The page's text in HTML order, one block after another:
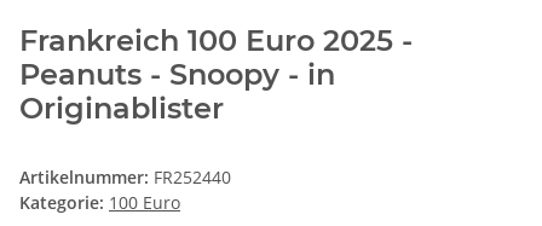
Frankreich 100 Euro 2025 -
Peanuts - Snoopy - in
Originablister
Artikelnummer: FR252440
Kategorie: 100 Euro